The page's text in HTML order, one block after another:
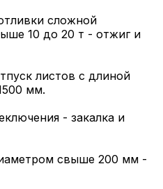
сложной
10 до 20 т - отжиг и
листов с длиной
мм.
- закалка и
свыше 200 мм -